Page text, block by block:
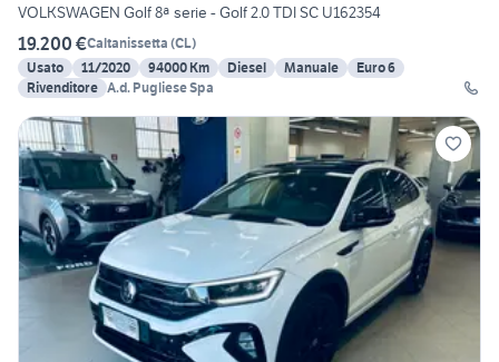
VOLKSWAGEN Golf 8ª serie - Golf 2.0 TDI SC U162354
19.200 €Caltanissetta (CL)
Usato
11/2020 94000 Km Diesel Manuale
Euro 6
Rivenditore A.d. Pugliese Spa